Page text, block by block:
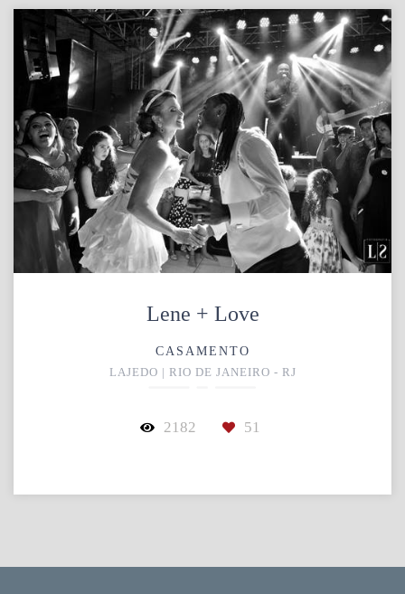
Lene + Love
CASAMENTO
LAJEDO | RIO DE JANEIRO - RJ
2182 51